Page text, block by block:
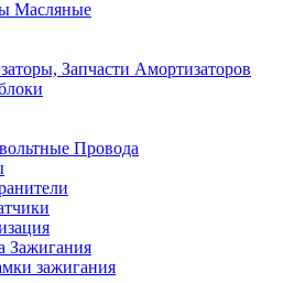
Масляные
Запчасти Амортизаторов
Провода
Зажигания
зажигания